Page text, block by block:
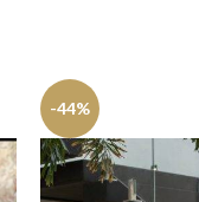
-44%